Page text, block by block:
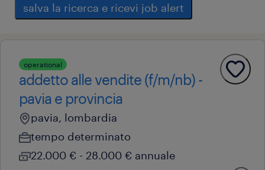
salva la ricerca e ricevi job alert
operational
addetto alle vendite (f/m/nb) -
pavia e provincia
pavia, lombardia
tempo determinato
22.000 € - 28.000 € annuale